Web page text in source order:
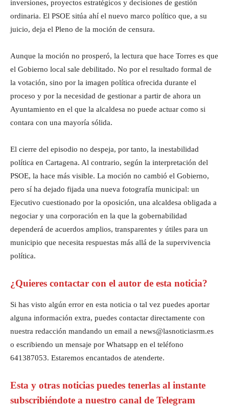
inversiones, proyectos estratégicos y decisiones de gestión
ordinaria. El PSOE sitúa ahí el nuevo marco político que, a su
juicio, deja el Pleno de la moción de censura.
Aunque la moción no prosperó, la lectura que hace Torres es que
el Gobierno local sale debilitado. No por el resultado formal de
la votación, sino por la imagen política ofrecida durante el
proceso y por la necesidad de gestionar a partir de ahora un
Ayuntamiento en el que la alcaldesa no puede actuar como si
contara con una mayoría sólida.
El cierre del episodio no despeja, por tanto, la inestabilidad
política en Cartagena. Al contrario, según la interpretación del
PSOE, la hace más visible. La moción no cambió el Gobierno,
pero sí ha dejado fijada una nueva fotografía municipal: un
Ejecutivo cuestionado por la oposición, una alcaldesa obligada a
negociar y una corporación en la que la gobernabilidad
dependerá de acuerdos amplios, transparentes y útiles para un
municipio que necesita respuestas más allá de la supervivencia
política.
¿Quieres contactar con el autor de esta noticia?
Si has visto algún error en esta noticia o tal vez puedes aportar
alguna información extra, puedes contactar directamente con
nuestra redacción mandando un email a news@lasnoticiasrm.es
o escribiendo un mensaje por Whatsapp en el teléfono
641387053. Estaremos encantados de atenderte.
Esta y otras noticias puedes tenerlas al instante
subscribiéndote a nuestro canal de Telegram